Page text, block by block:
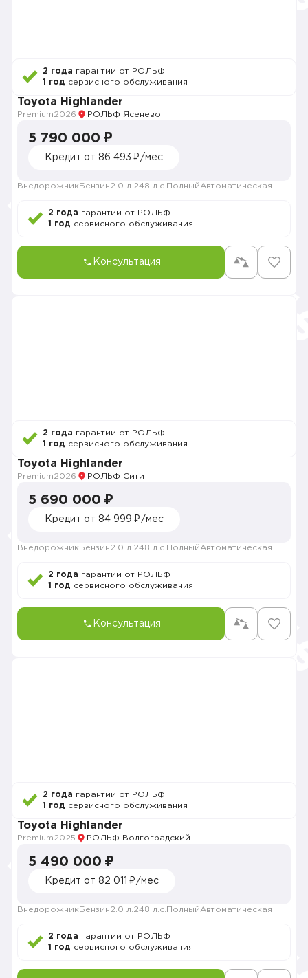
2 года гарантии от РОЛЬФ
1 год сервисного обслуживания
Toyota Highlander
Premium2026 РОЛЬФ Ясенево
5 790 000 ₽
Кредит от 86 493 ₽/мес
Внедорожник Бензин2.0 л. 248 л.с. ПолныйАвтоматическая
2 года гарантии от РОЛЬФ
1 год сервисного обслуживания
Консультация
2 года гарантии от РОЛЬФ
1 год сервисного обслуживания
Toyota Highlander
Premium2026 РОЛЬФ Сити
5 690 000 ₽
Кредит от 84 999 ₽/мес
Внедорожник Бензин2.0 л. 248 л.с. ПолныйАвтоматическая
2 года гарантии от РОЛЬФ
1 год сервисного обслуживания
Консультация
2 года гарантии от РОЛЬФ
1 год сервисного обслуживания
Toyota Highlander
Premium2025 РОЛЬФ Волгоградский
5 490 000 ₽
Кредит от 82 011 ₽/мес
Внедорожник Бензин2.0 л. 248 л.с. ПолныйАвтоматическая
2 года гарантии от РОЛЬФ
1 год сервисного обслуживания